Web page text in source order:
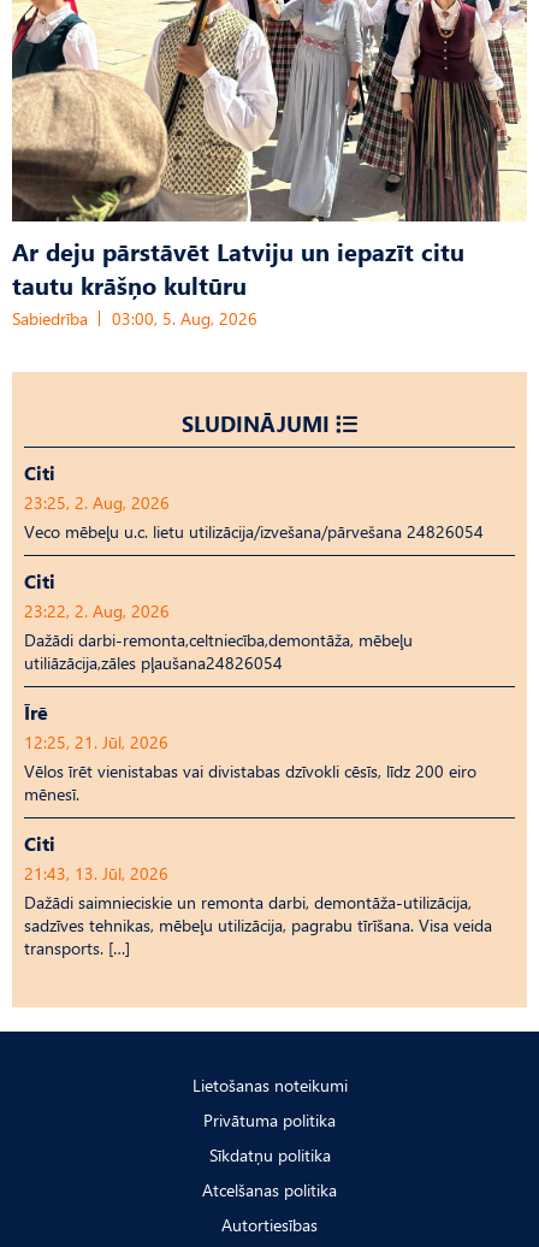
Ar deju pārstāvēt Latviju un iepazīt citu
tautu krāšņo kultūru
Sabiedrība 03:00, 5. Aug, 2026
SLUDINĀJUMI
Citi
23:25, 2. Aug, 2026
Veco mēbeļu u.c. lietu utilizācija/izvešana/pārvešana 24826054
Citi
23:22, 2. Aug, 2026
Dažādi darbi-remonta,celtniecība,demontāža, mēbeļu
utiliāzācija,zāles pļaušana24826054
Īrē
12:25, 21. Jūl, 2026
Vēlos īrēt vienistabas vai divistabas dzīvokli cēsīs, līdz 200 eiro
mēnesī.
Citi
21:43, 13. Jūl, 2026
Dažādi saimnieciskie un remonta darbi, demontāža-utilizācija,
sadzīves tehnikas, mēbeļu utilizācija, pagrabu tīrīšana. Visa veida
transports. […]
Lietošanas noteikumi
Privātuma politika
Sīkdatņu politika
Atcelšanas politika
Autortiesības